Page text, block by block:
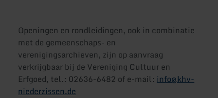
Openingen en rondleidingen, ook in combinatie
met de gemeenschaps- en
verenigingsarchieven, zijn op aanvraag
verkrijgbaar bij de Vereniging Cultuur en
Erfgoed, tel.: 02636-6482 of e-mail: info@khv-
niederzissen.de